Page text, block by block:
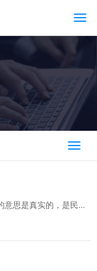
是真实的，是民事
思不真实的原因之